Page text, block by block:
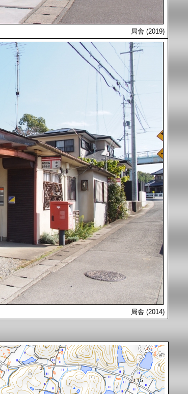
局舎 (2019)
局舎 (2014)